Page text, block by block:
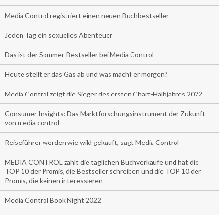
Media Control registriert einen neuen Buchbestseller
Jeden Tag ein sexuelles Abenteuer
Das ist der Sommer-Bestseller bei Media Control
Heute stellt er das Gas ab und was macht er morgen?
Media Control zeigt die Sieger des ersten Chart-Halbjahres 2022
Consumer Insights: Das Marktforschungsinstrument der Zukunft
von media control
Reiseführer werden wie wild gekauft, sagt Media Control
MEDIA CONTROL zählt die täglichen Buchverkäufe und hat die
TOP 10 der Promis, die Bestseller schreiben und die TOP 10 der
Promis, die keinen interessieren
Media Control Book Night 2022